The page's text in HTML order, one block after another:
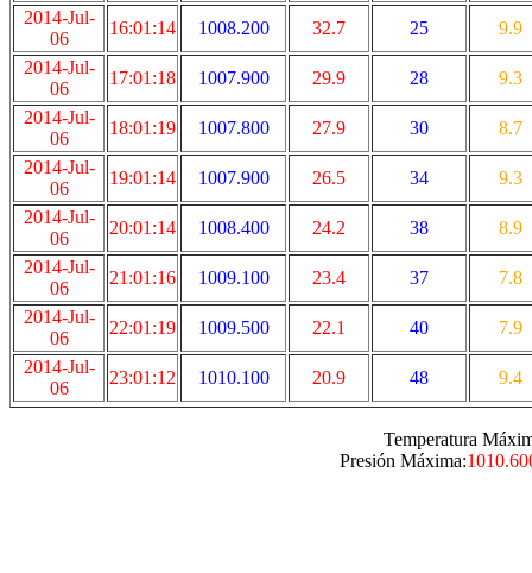
2014-Jul-
06
16:01:14 1008.200 32.7 25
9.9
2014-Jul-
06
17:01:18 1007.900 29.9 28
9.3
2014-Jul-
06
18:01:19 1007.800 27.9 30
8.7
2014-Jul-
06
19:01:14 1007.900 26.5 34
9.3
2014-Jul-
06
20:01:14 1008.400 24.2 38
8.9
2014-Jul-
06
21:01:16 1009.100 23.4 37
7.8
2014-Jul-
06
22:01:19 1009.500 22.1 40
7.9
2014-Jul-
06
23:01:12 1010.100 20.9 48 9.4
Temperatura
Presión Máxima: